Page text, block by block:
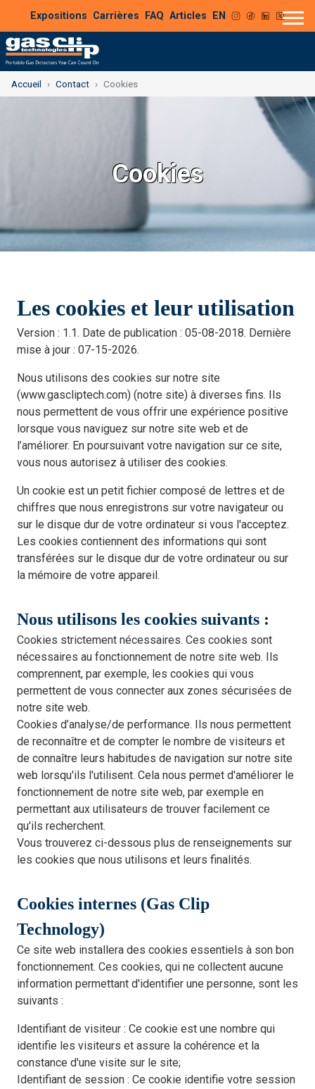
Expositions Carrières FAQ Articles EN
Accueil Contact Cookies
Cookies
Les cookies et leur utilisation
Version : 1.1. Date de publication : 05-08-2018. Dernière
mise à jour : 07-15-2026.
Nous utilisons des cookies sur notre site
(www.gascliptech.com) (notre site) à diverses fins. Ils
nous permettent de vous offrir une expérience positive
lorsque vous naviguez sur notre site web et de
l’améliorer. En poursuivant votre navigation sur ce site,
vous nous autorisez à utiliser des cookies.
Un cookie est un petit fichier composé de lettres et de
chiffres que nous enregistrons sur votre navigateur ou
sur le disque dur de votre ordinateur si vous l'acceptez.
Les cookies contiennent des informations qui sont
transférées sur le disque dur de votre ordinateur ou sur
la mémoire de votre appareil.
Nous utilisons les cookies suivants :
Cookies strictement nécessaires. Ces cookies sont
nécessaires au fonctionnement de notre site web. Ils
comprennent, par exemple, les cookies qui vous
permettent de vous connecter aux zones sécurisées de
notre site web.
Cookies d’analyse/de performance. Ils nous permettent
de reconnaître et de compter le nombre de visiteurs et
de connaître leurs habitudes de navigation sur notre site
web lorsqu'ils l'utilisent. Cela nous permet d'améliorer le
fonctionnement de notre site web, par exemple en
permettant aux utilisateurs de trouver facilement ce
qu'ils recherchent.
Vous trouverez ci-dessous plus de renseignements sur
les cookies que nous utilisons et leurs finalités.
Cookies internes (Gas Clip
Technology)
Ce site web installera des cookies essentiels à son bon
fonctionnement. Ces cookies, qui ne collectent aucune
information permettant d'identifier une personne, sont les
suivants :
Identifiant de visiteur : Ce cookie est une nombre qui
identifie les visiteurs et assure la cohérence et la
constance d'une visite sur le site;
Identifiant de session : Ce cookie identifie votre session